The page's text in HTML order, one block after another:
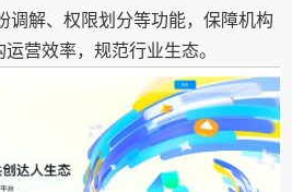
调解、权限划分等功能，保障机构
营效率，规范行业生态。